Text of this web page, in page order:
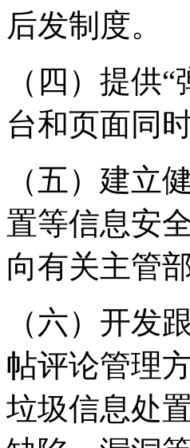
后发制度。
（四）提供
台和页面同
（五）建立
置等信息安
向有关主管
（六）开发
帖评论管理
垃圾信息处